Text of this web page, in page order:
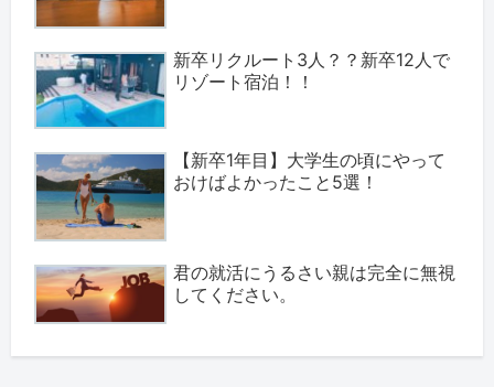
新卒リクルート3人？？新卒12人で
リゾート宿泊！！
【新卒1年目】大学生の頃にやって
おけばよかったこと5選！
君の就活にうるさい親は完全に無視
してください。